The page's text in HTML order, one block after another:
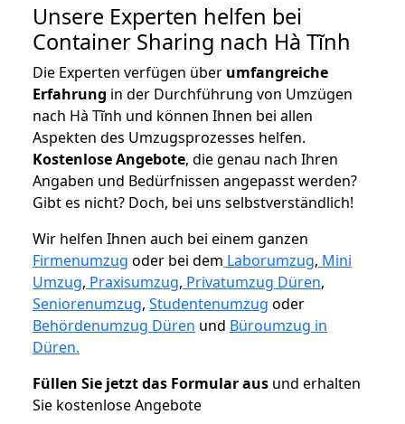
Unsere Experten helfen bei
Container Sharing nach Hà Tĩnh
Die Experten verfügen über umfangreiche
Erfahrung in der Durchführung von Umzügen
nach Hà Tĩnh und können Ihnen bei allen
Aspekten des Umzugsprozesses helfen.
Kostenlose Angebote, die genau nach Ihren
Angaben und Bedürfnissen angepasst werden?
Gibt es nicht? Doch, bei uns selbstverständlich!
Wir helfen Ihnen auch bei einem ganzen
Firmenumzug oder bei dem Laborumzug, Mini
Umzug, Praxisumzug, Privatumzug Düren,
Seniorenumzug, Studentenumzug oder
Behördenumzug Düren und Büroumzug in
Düren.
Füllen Sie jetzt das Formular aus und erhalten
Sie kostenlose Angebote